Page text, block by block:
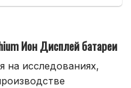
ИонДисплей батареи
на исследованиях,